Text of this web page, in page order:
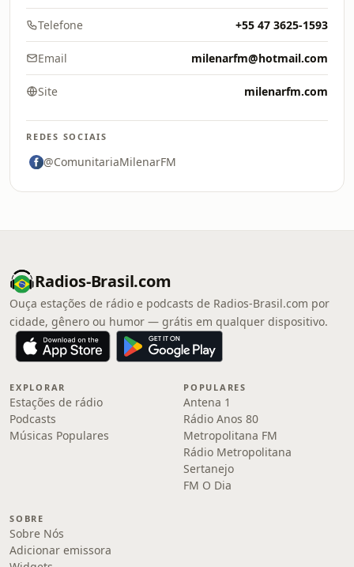
Telefone +55 47 3625-1593
Email milenarfm@hotmail.com
Site milenarfm.com
REDES SOCIAIS
@ComunitariaMilenarFM
Radios-Brasil.com
Ouça estações de rádio e podcasts de Radios-Brasil.com por
cidade, gênero ou humor — grátis em qualquer dispositivo.
EXPLORAR
Estações de rádio
Podcasts
Músicas Populares
POPULARES
Antena 1
Rádio Anos 80
Metropolitana FM
Rádio Metropolitana
Sertanejo
FM O Dia
SOBRE
Sobre Nós
Adicionar emissora